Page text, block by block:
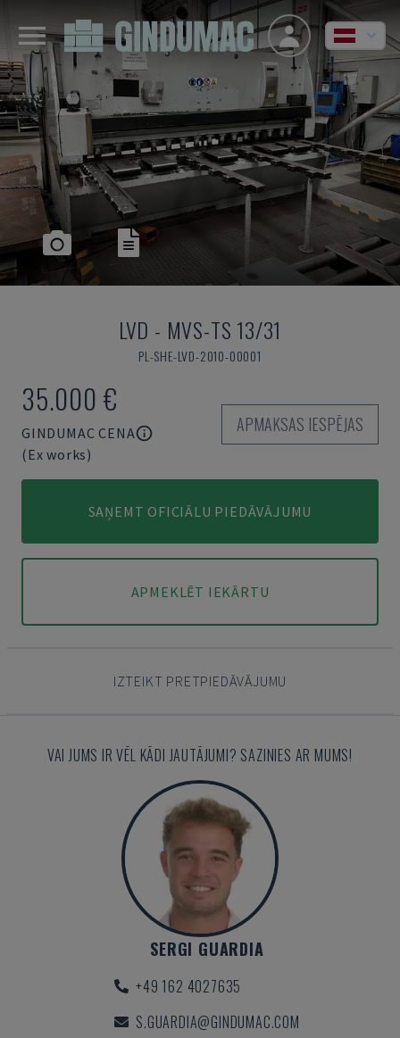
LVD - MVS-TS 13/31
PL-SHE-LVD-2010-00001
35.000 €
GINDUMAC CENA
(Ex works)
APMAKSAS IESPĒJAS
SAŅEMT OFICIĀLU PIEDĀVĀJUMU
APMEKLĒT IEKĀRTU
IZTEIKT PRETPIEDĀVĀJUMU
VAI JUMS IR VĒL KĀDI JAUTĀJUMI? SAZINIES AR MUMS!
SERGI GUARDIA
+49 162 4027635
S.GUARDIA@GINDUMAC.COM